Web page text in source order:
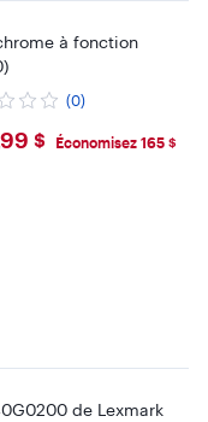
à fonction
(0)
$ Économisez 165 $
de Lexmark